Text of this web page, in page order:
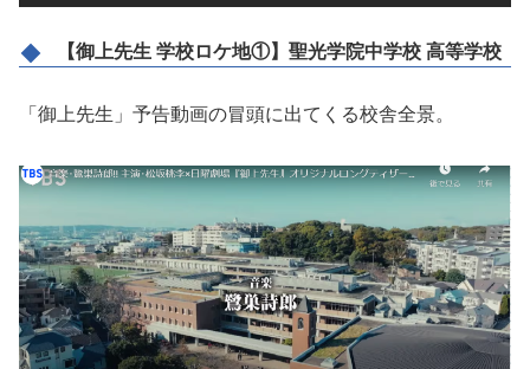
【御上先生 学校ロケ地①】聖光学院中学校 高等学校
「御上先生」予告動画の冒頭に出てくる校舎全景。